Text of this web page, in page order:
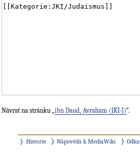
Návrat na stránku „ ibn Daud, Avraham (JKI-J)“.
Historie Nápověda k MediaWiki